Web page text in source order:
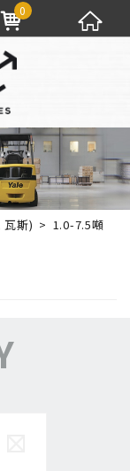
瓦斯) 1.0-7.5噸
0